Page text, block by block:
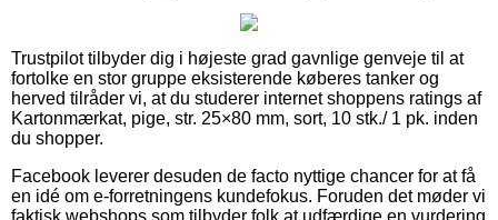
Trustpilot tilbyder dig i højeste grad gavnlige genveje til at
fortolke en stor gruppe eksisterende køberes tanker og
herved tilråder vi, at du studerer internet shoppens ratings af
Kartonmærkat, pige, str. 25×80 mm, sort, 10 stk./ 1 pk. inden
du shopper.
Facebook leverer desuden de facto nyttige chancer for at få
en idé om e-forretningens kundefokus. Foruden det møder vi
faktisk webshops som tilbyder folk at udfærdige en vurdering